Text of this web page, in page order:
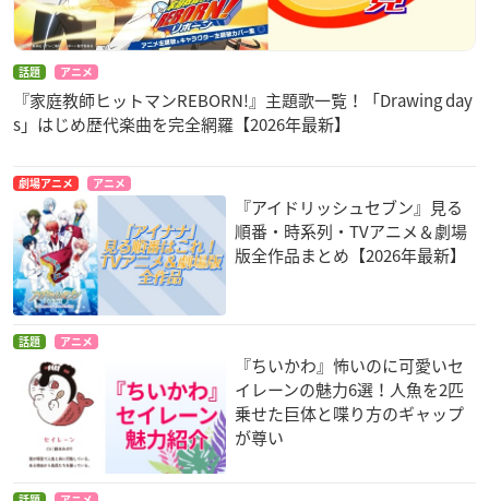
話題 アニメ
『家庭教師ヒットマンREBORN!』主題歌一覧！「Drawing day
s」はじめ歴代楽曲を完全網羅【2026年最新】
劇場アニメ アニメ
『アイドリッシュセブン』見る
順番・時系列・TVアニメ＆劇場
版全作品まとめ【2026年最新】
話題 アニメ
『ちいかわ』怖いのに可愛いセ
イレーンの魅力6選！人魚を2匹
乗せた巨体と喋り方のギャップ
が尊い